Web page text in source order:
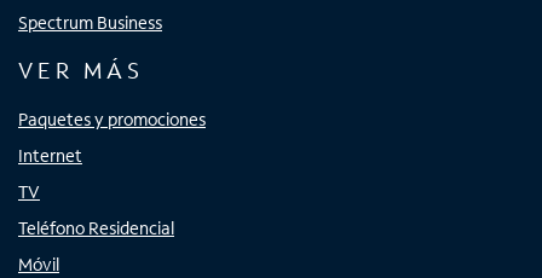
Spectrum Business
VER MÁS
Paquetes y promociones
Internet
TV
Teléfono Residencial
Móvil